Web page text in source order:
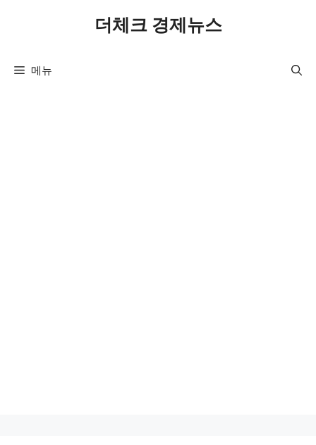
더체크 경제뉴스
메뉴